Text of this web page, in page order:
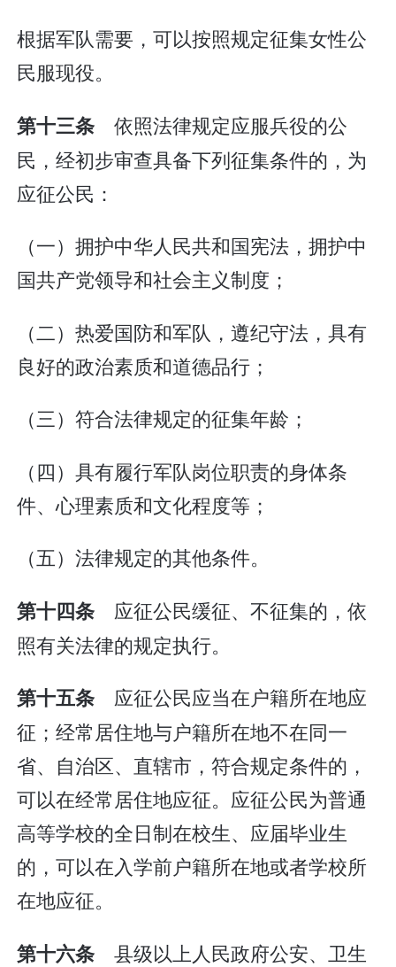
根据军队需要，可以按照规定征集女性公
民服现役。
第十三条 依照法律规定应服兵役的公
民，经初步审查具备下列征集条件的，为
应征公民：
（一）拥护中华人民共和国宪法，拥护中
国共产党领导和社会主义制度；
（二）热爱国防和军队，遵纪守法，具有
良好的政治素质和道德品行；
（三）符合法律规定的征集年龄；
（四）具有履行军队岗位职责的身体条
件、心理素质和文化程度等；
（五）法律规定的其他条件。
第十四条 应征公民缓征、不征集的，依
照有关法律的规定执行。
第十五条 应征公民应当在户籍所在地应
征；经常居住地与户籍所在地不在同一
省、自治区、直辖市，符合规定条件的，
可以在经常居住地应征。应征公民为普通
高等学校的全日制在校生、应届毕业生
的，可以在入学前户籍所在地或者学校所
在地应征。
第十六条 县级以上人民政府公安、卫生